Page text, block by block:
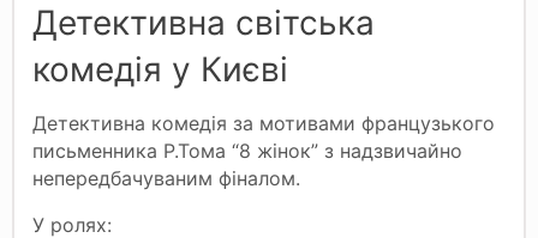
Детективна світська
комедія у Києві
Детективна комедія за мотивами французького
письменника Р.Тома “8 жінок” з надзвичайно
непередбачуваним фіналом.
У ролях: